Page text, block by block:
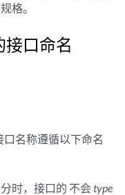
格。
接口命名
口名称遵循以下命名
时，接口的 不会type